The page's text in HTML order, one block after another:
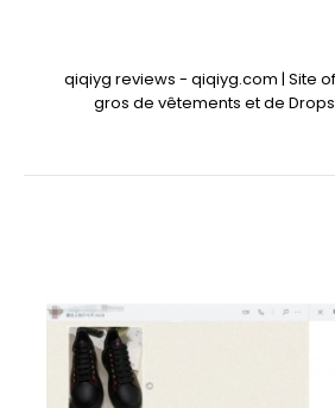
qiqiyg reviews - qiqiyg.com | Site
gros de vêtements et de